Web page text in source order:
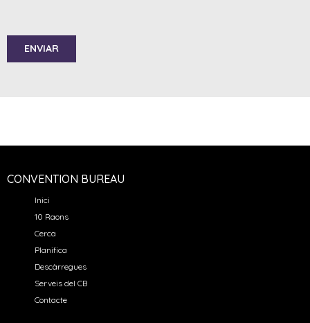
ENVIAR
CONVENTION BUREAU
Inici
10 Raons
Cerca
Planifica
Descàrregues
Serveis del CB
Contacte